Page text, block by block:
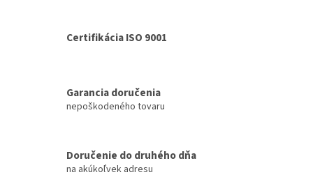
Certifikácia ISO 9001
Garancia doručenia
nepoškodeného tovaru
Doručenie do druhého dňa
na akúkoľvek adresu